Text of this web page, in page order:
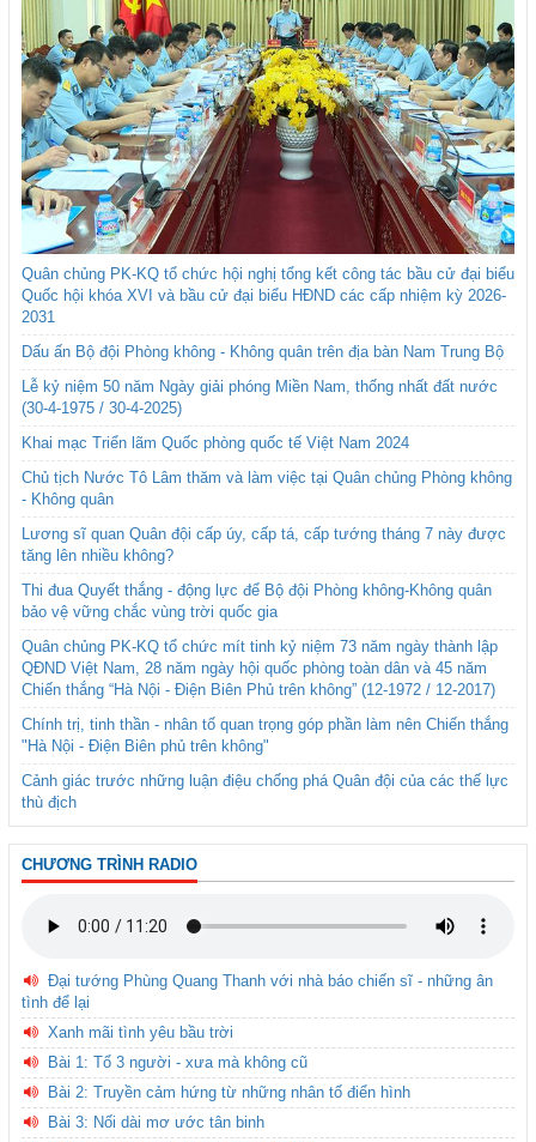
Quân chủng PK-KQ tổ chức hội nghị tổng kết công tác bầu cử đại biểu
Quốc hội khóa XVI và bầu cử đại biểu HĐND các cấp nhiệm kỳ 2026-
2031
Dấu ấn Bộ đội Phòng không - Không quân trên địa bàn Nam Trung Bộ
Lễ kỷ niệm 50 năm Ngày giải phóng Miền Nam, thống nhất đất nước
(30-4-1975 / 30-4-2025)
Khai mạc Triển lãm Quốc phòng quốc tế Việt Nam 2024
Chủ tịch Nước Tô Lâm thăm và làm việc tại Quân chủng Phòng không
- Không quân
Lương sĩ quan Quân đội cấp úy, cấp tá, cấp tướng tháng 7 này được
tăng lên nhiều không?
Thi đua Quyết thắng - động lực để Bộ đội Phòng không-Không quân
bảo vệ vững chắc vùng trời quốc gia
Quân chủng PK-KQ tổ chức mít tinh kỷ niệm 73 năm ngày thành lập
QĐND Việt Nam, 28 năm ngày hội quốc phòng toàn dân và 45 năm
Chiến thắng “Hà Nội - Điện Biên Phủ trên không” (12-1972 / 12-2017)
Chính trị, tinh thần - nhân tố quan trọng góp phần làm nên Chiến thắng
"Hà Nội - Điện Biên phủ trên không"
Cảnh giác trước những luận điệu chống phá Quân đội của các thế lực
thù địch
CHƯƠNG TRÌNH RADIO
Đại tướng Phùng Quang Thanh với nhà báo chiến sĩ - những ân
tình để lại
Xanh mãi tình yêu bầu trời
Bài 1: Tổ 3 người - xưa mà không cũ
Bài 2: Truyền cảm hứng từ những nhân tố điển hình
Bài 3: Nối dài mơ ước tân binh